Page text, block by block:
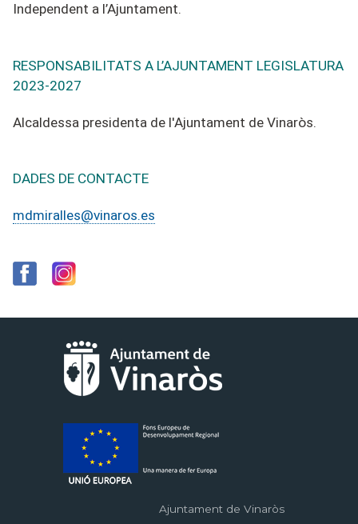
Independent a l’Ajuntament.
RESPONSABILITATS A L’AJUNTAMENT LEGISLATURA
2023-2027
Alcaldessa presidenta de l'Ajuntament de Vinaròs.
DADES DE CONTACTE
mdmiralles@vinaros.es
Ajuntament de Vinaròs